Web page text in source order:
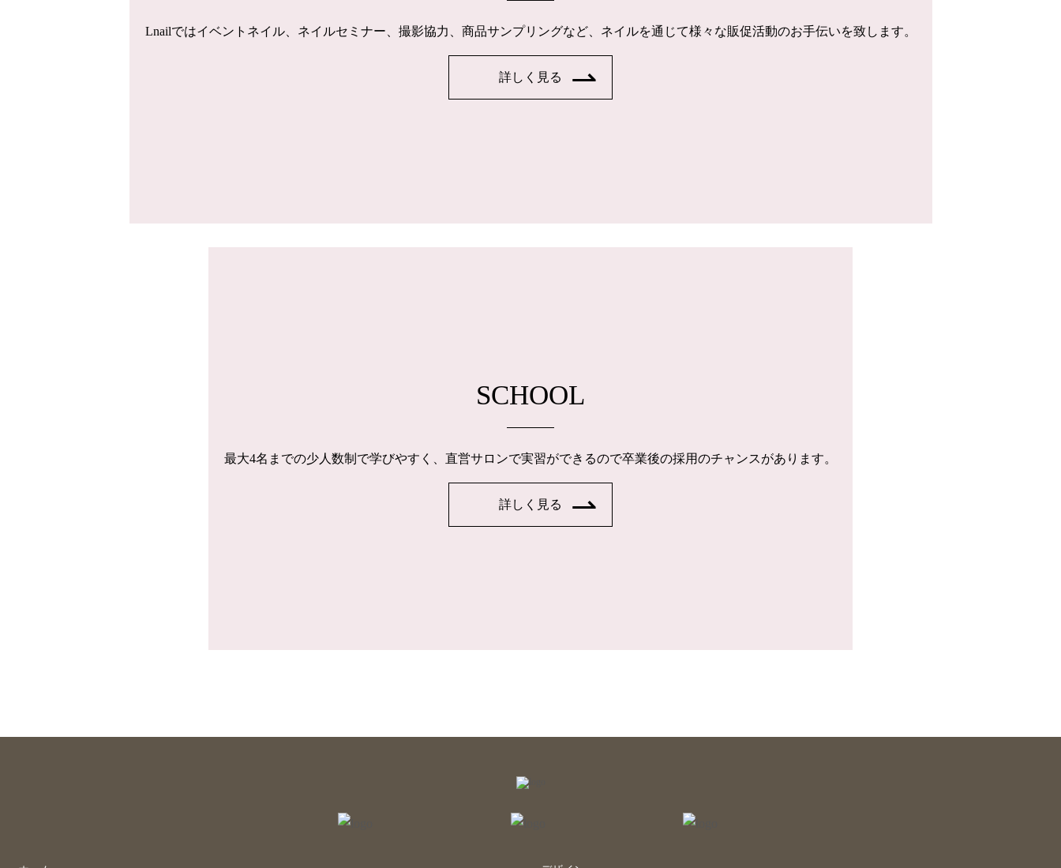
Lnailではイベントネイル、ネイルセミナー、撮影協力、商品サンプリングなど、ネイルを通じて様々な販促活動のお手伝いを致します。
詳しく見る
SCHOOL
最大4名までの少人数制で学びやすく、直営サロンで実習ができるので卒業後の採用のチャンスがあります。
詳しく見る